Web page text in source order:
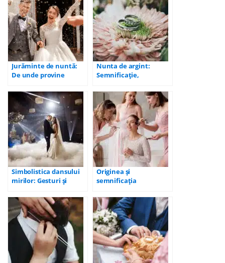
Jurăminte de nuntă:
De unde provine
Nunta de argint:
Semnificație,
cadouri
Simbolistica dansului
mirilor: Gesturi și
profunde
Originea și
semnificația
privire în istoria
tradiției